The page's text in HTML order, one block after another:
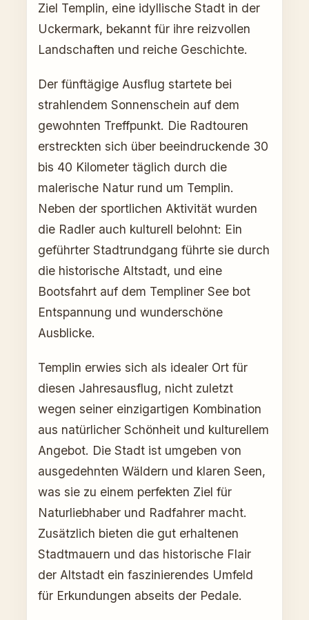
Ziel Templin, eine idyllische Stadt in der
Uckermark, bekannt für ihre reizvollen
Landschaften und reiche Geschichte.
Der fünftägige Ausflug startete bei
strahlendem Sonnenschein auf dem
gewohnten Treffpunkt. Die Radtouren
erstreckten sich über beeindruckende 30
bis 40 Kilometer täglich durch die
malerische Natur rund um Templin.
Neben der sportlichen Aktivität wurden
die Radler auch kulturell belohnt: Ein
geführter Stadtrundgang führte sie durch
die historische Altstadt, und eine
Bootsfahrt auf dem Templiner See bot
Entspannung und wunderschöne
Ausblicke.
Templin erwies sich als idealer Ort für
diesen Jahresausflug, nicht zuletzt
wegen seiner einzigartigen Kombination
aus natürlicher Schönheit und kulturellem
Angebot. Die Stadt ist umgeben von
ausgedehnten Wäldern und klaren Seen,
was sie zu einem perfekten Ziel für
Naturliebhaber und Radfahrer macht.
Zusätzlich bieten die gut erhaltenen
Stadtmauern und das historische Flair
der Altstadt ein faszinierendes Umfeld
für Erkundungen abseits der Pedale.